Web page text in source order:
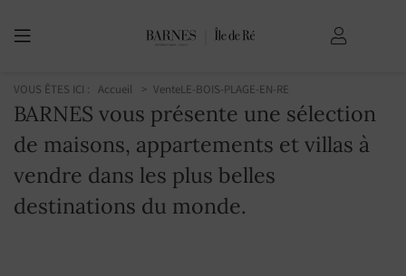
VOUS ÊTES ICI : Accueil VenteLE-BOIS-PLAGE-EN-RE
BARNES vous présente une sélection
de maisons, appartements et villas à
vendre dans les plus belles
destinations du monde.